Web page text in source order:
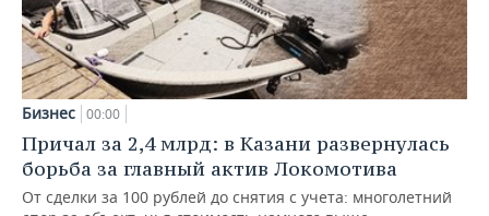
Бизнес 00:00
Причал за 2,4 млрд: в Казани развернулась
борьба за главный актив Локомотива
От сделки за 100 рублей до снятия с учета: многолетний